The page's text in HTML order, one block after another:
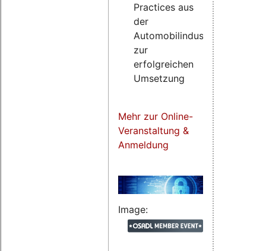
Practices aus
der
Automobilindustrie
zur
erfolgreichen
Umsetzung
Mehr zur Online-
Veranstaltung &
Anmeldung
Image: